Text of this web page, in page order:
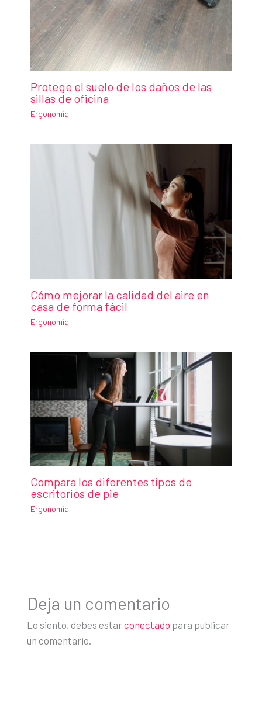
Protege el suelo de los daños de las
sillas de oficina
Ergonomía
Cómo mejorar la calidad del aire en
casa de forma fácil
Ergonomía
Compara los diferentes tipos de
escritorios de pie
Ergonomía
Deja un comentario
Lo siento, debes estarconectado para publicar
un comentario.